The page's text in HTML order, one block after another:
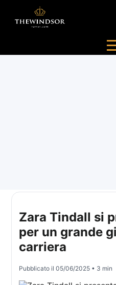
Zara Tindall si
per un grande
carriera
Pubblicato il05/06/2025 • 3 min